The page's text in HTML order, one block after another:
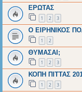
ΕΡΩΤΑΣ
1 2 3
Ο ΕΙΡΗΝΙΚΟΣ
1 2
ΘΥΜΑΣΑΙ;
1 2 3
ΚΟΠΗ ΠΙΤΤΑΣ
1 2 3